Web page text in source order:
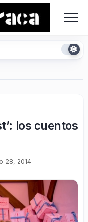
los cuentos
28, 2014